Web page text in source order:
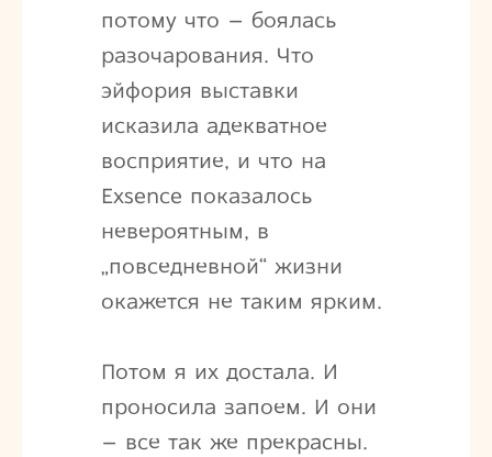
потому что – боялась
разочарования. Что
эйфория выставки
исказила адекватное
восприятие, и что на
Exsence показалось
невероятным, в
„повседневной“ жизни
окажется не таким ярким.
Потом я их достала. И
проносила запоем. И они
– все так же прекрасны.